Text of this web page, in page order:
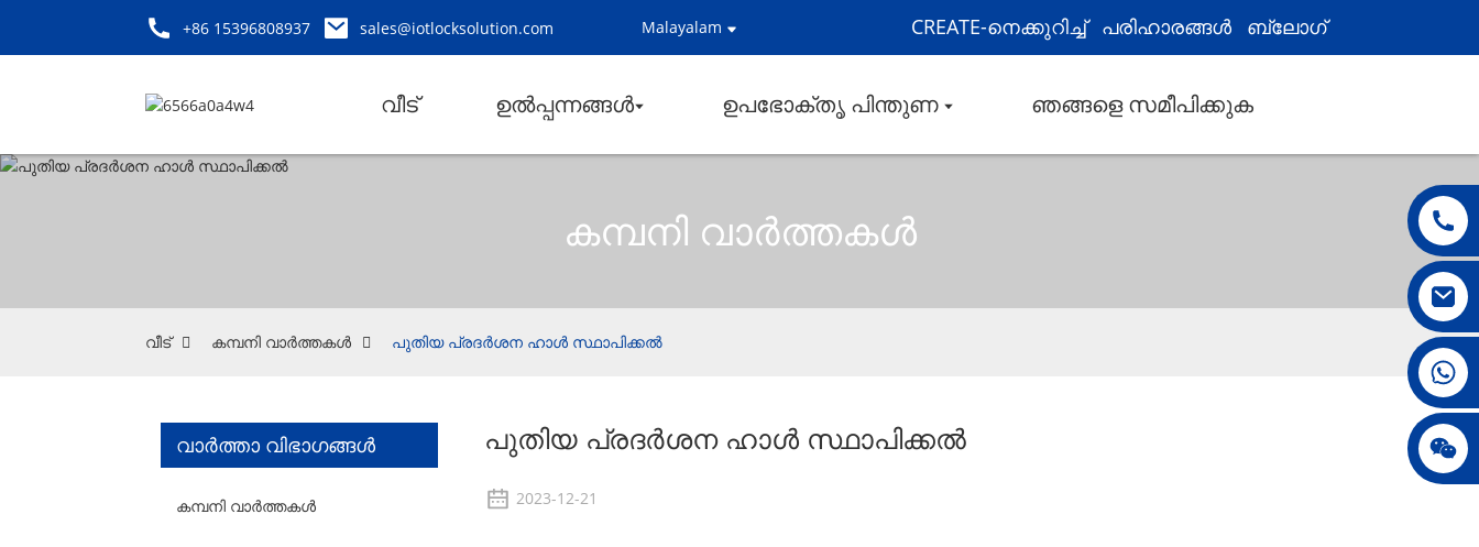
+86 15396808937 sales@iotlocksolution.com Malayalam CREATE-നെക്കുറിച്ച് പരിഹാരങ്ങൾ ബ്ലോഗ്
വീട് ഉൽപ്പന്നങ്ങൾ ഉപഭോക്തൃ പിന്തുണ ഞങ്ങളെ സമീപിക്കുക
കമ്പനി വാർത്തകൾ
വീട് കമ്പനി വാർത്തകൾ പുതിയ പ്രദർശന ഹാൾ സ്ഥാപിക്കൽ
വാർത്താ വിഭാഗങ്ങൾ
കമ്പനി വാർത്തകൾ
പുതിയ പ്രദർശന ഹാൾ സ്ഥാപിക്കൽ
2023-12-21